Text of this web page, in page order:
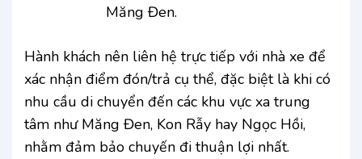
Măng Đen.
Hành khách nên liên hệ trực tiếp với nhà xe để
xác nhận điểm đón/trả cụ thể, đặc biệt là khi có
nhu cầu di chuyển đến các khu vực xa trung
tâm như Măng Đen, Kon Rẫy hay Ngọc Hồi,
nhằm đảm bảo chuyến đi thuận lợi nhất.